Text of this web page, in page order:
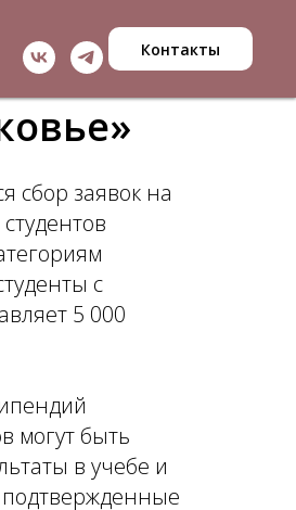
Контакты
сбор заявок на
с
5 000
могут быть
в учебе и
подтвержденные